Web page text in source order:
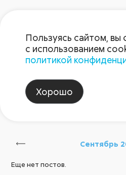
Блог
Сентябрь
Еще нет постов.
Пользуясь сайтом, вы
с использованием
политикой
Хорошо